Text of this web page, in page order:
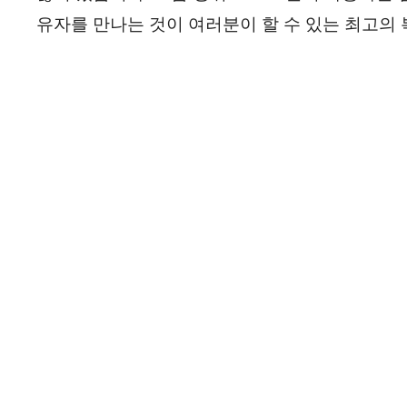
유자를 만나는 것이 여러분이 할 수 있는 최고의